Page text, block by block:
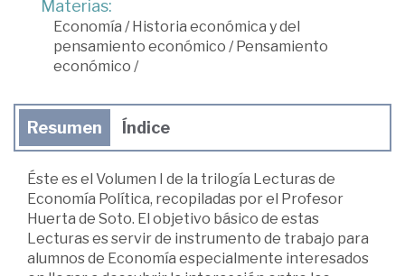
Materias:
Economía /Historia económica y del
pensamiento económico /Pensamiento
económico /
Resumen Índice
Éste es el Volumen I de la trilogía Lecturas de
Economía Política, recopiladas por el Profesor
Huerta de Soto. El objetivo básico de estas
Lecturas es servir de instrumento de trabajo para
alumnos de Economía especialmente interesados